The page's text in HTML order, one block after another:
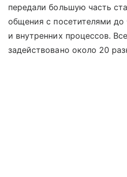
передали большую часть
общения с посетителями до
и внутренних процессов.
задействовано около 20